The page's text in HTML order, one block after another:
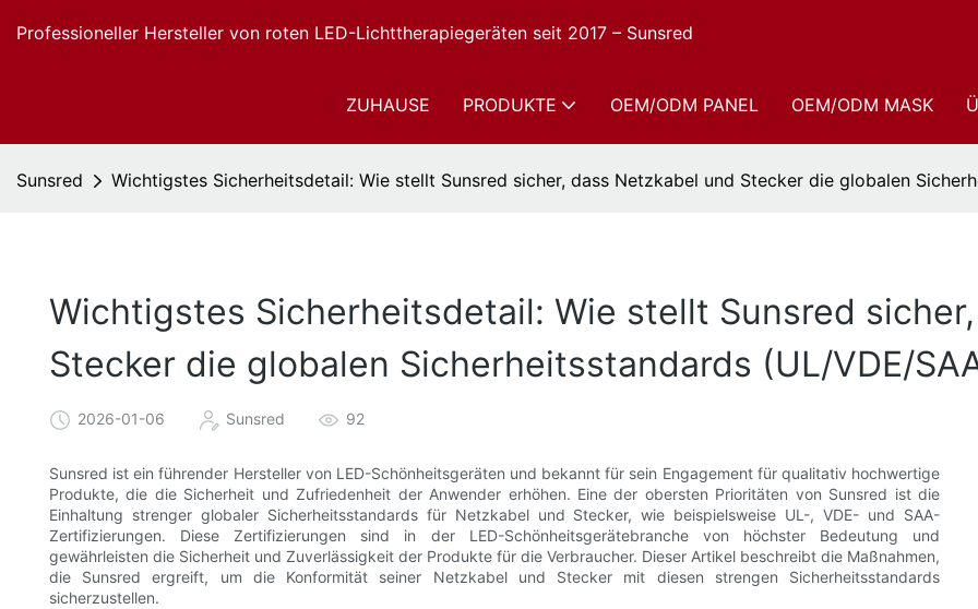
Professioneller Hersteller von roten LED-Lichttherapiegeräten seit 2017 – Sunsred
ZUHAUSE PRODUKTE OEM/ODM PANEL OEM/ODM MASK
Sunsred Wichtigstes Sicherheitsdetail: Wie stellt Sunsred sicher, dass Netzkabel und Stecker die globalen
Wichtigstes Sicherheitsdetail: Wie stellt Sunsred
Stecker die globalen Sicherheitsstandards (UL/VDE/
2026-01-06 Sunsred 92
Sunsred ist ein führender Hersteller von LED-Schönheitsgeräten und bekannt für sein Engagement für qualitativ hochwertige
Produkte, die die Sicherheit und Zufriedenheit der Anwender erhöhen. Eine der obersten Prioritäten von Sunsred ist die
Einhaltung strenger globaler Sicherheitsstandards für Netzkabel und Stecker, wie beispielsweise UL-, VDE- und SAA-
Zertifizierungen. Diese Zertifizierungen sind in der LED-Schönheitsgerätebranche von höchster Bedeutung und
gewährleisten die Sicherheit und Zuverlässigkeit der Produkte für die Verbraucher. Dieser Artikel beschreibt die Maßnahmen,
die Sunsred ergreift, um die Konformität seiner Netzkabel und Stecker mit diesen strengen Sicherheitsstandards
sicherzustellen.